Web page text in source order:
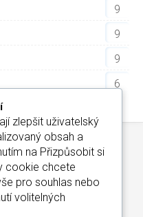
9
9
9
6
/Katalog Alfa-Elchron
zlepšit uživatelský
obsah a
na Přizpůsobit si
cookie chcete
pro souhlas nebo
volitelných